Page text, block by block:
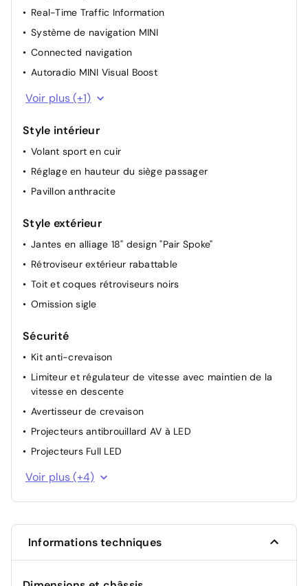
Rétroviseur intérieur anti-éblouissement
Rétroviseurs extérieures anti-éblouissement
électrochrome
Teinte de carrosserie métallisée - Melting
Toit ouvrant panoramique en verre
Kit éclairage
Drive Assist
Real-Time Traffic Information
Système de navigation MINI
Connected navigation
Autoradio MINI Visual Boost
MINI Connected
Voir plus (+1)
Style intérieur
Volant sport en cuir
Réglage en hauteur du siège passager
Pavillon anthracite
Style extérieur
Jantes en alliage 18" design "Pair Spoke"
Rétroviseur extérieur rabattable
Toit et coques rétroviseurs noirs
Omission sigle
Sécurité
Kit anti-crevaison
Limiteur et régulateur de vitesse avec maintien de la
vitesse en descente
Avertisseur de crevaison
Projecteurs antibrouillard AV à LED
Projecteurs Full LED
Appel de détresse intelligent
Voir plus (+4)
Informations techniques